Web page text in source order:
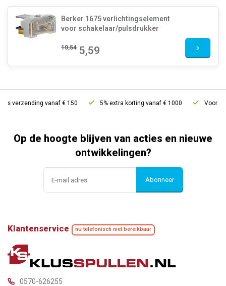
Berker 1675 verlichtingselement
voor schakelaar/pulsdrukker
10,54 5,59
verzending vanaf € 150 5% extra korting vanaf € 1000 Voor 21u
Op de hoogte blijven van acties en nieuwe
ontwikkelingen?
Abonneer
Klantenservice nu telefonisch niet bereikbaar
0570-626255